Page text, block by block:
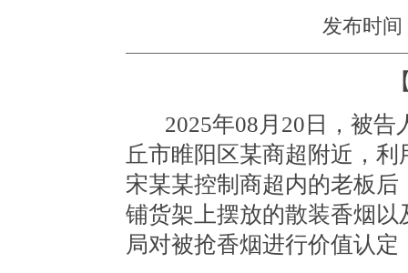
发布时间
2025年08 月 20 日，被告
丘市睢阳区某商超附近，
宋某某控制商超内的老板
铺货架上摆放的散装香烟
局对被抢香烟进行价值认